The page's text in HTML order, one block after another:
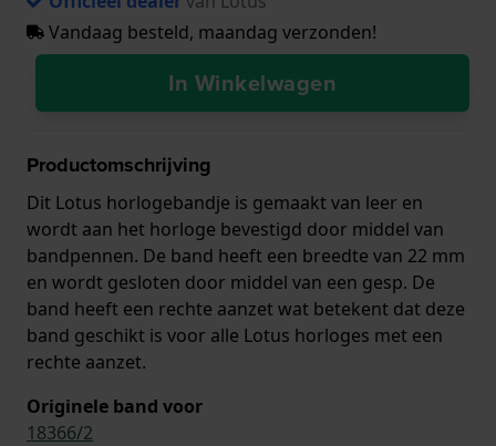
Vandaag besteld, maandag verzonden!
In Winkelwagen
Productomschrijving
Dit Lotus horlogebandje is gemaakt van leer en
wordt aan het horloge bevestigd door middel van
bandpennen. De band heeft een breedte van 22 mm
en wordt gesloten door middel van een gesp. De
band heeft een rechte aanzet wat betekent dat deze
band geschikt is voor alle Lotus horloges met een
rechte aanzet.
Originele band voor
18366/2